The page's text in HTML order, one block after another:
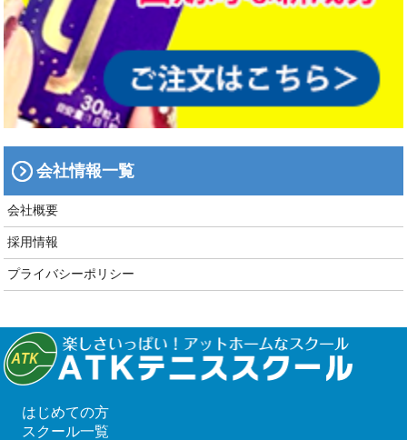
会社情報一覧
会社概要
採用情報
プライバシーポリシー
はじめての方
スクール一覧